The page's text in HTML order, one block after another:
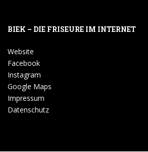
BIEK – DIE FRISEURE IM INTERNET
Website
Facebook
Instagram
Google Maps
Impressum
Datenschutz